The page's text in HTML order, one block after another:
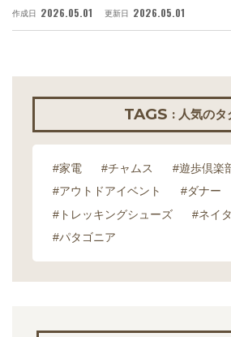
作成日 2026.05.01 更新日 2026.05.01
TAGS : 人気のタ
#家電 #チャムス #遊歩倶楽
#アウトドアイベント
#ダナー
#トレッキングシューズ
#ネイ
#パタゴニア